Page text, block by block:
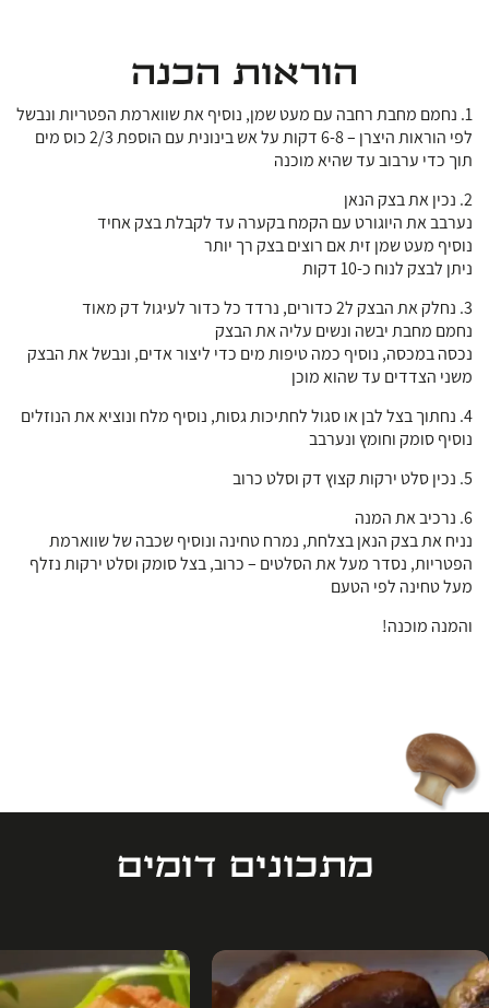
הוראות הכנה
1. נחמם מחבת רחבה עם מעט שמן, נוסיף את שווארמת הפטריות ונבשל
לפי הוראות היצרן – 6-8 דקות על אש בינונית עם הוספת 2/3 כוס מים
תוך כדי ערבוב עד שהיא מוכנה
2. נכין את בצק הנאן
נערבב את היוגורט עם הקמח בקערה עד לקבלת בצק אחיד
נוסיף מעט שמן זית אם רוצים בצק רך יותר
ניתן לבצק לנוח כ-10 דקות
3. נחלק את הבצק ל2 כדורים, נרדד כל כדור לעיגול דק מאוד
נחמם מחבת יבשה ונשים עליה את הבצק
נכסה במכסה, נוסיף כמה טיפות מים כדי ליצור אדים, ונבשל את הבצק
משני הצדדים עד שהוא מוכן
4. נחתוך בצל לבן או סגול לחתיכות גסות, נוסיף מלח ונוציא את הנוזלים
נוסיף סומק וחומץ ונערבב
5. נכין סלט ירקות קצוץ דק וסלט כרוב
6. נרכיב את המנה
נניח את בצק הנאן בצלחת, נמרח טחינה ונוסיף שכבה של שווארמת
הפטריות, נסדר מעל את הסלטים – כרוב, בצל סומק וסלט ירקות נזלף
מעל טחינה לפי הטעם
והמנה מוכנה!
מתכונים דומים